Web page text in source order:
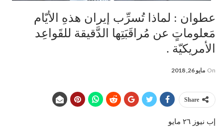
عطوان : لماذا تُسرِّب إيران هذهِ الأيّام
مَعلوماتٍ عن مُراقَبَتِها الدَّقيقة للقَواعِد
الأمريكيّة .
On مايو 26, 2018
Share
إب نيوز ٢٦ مايو